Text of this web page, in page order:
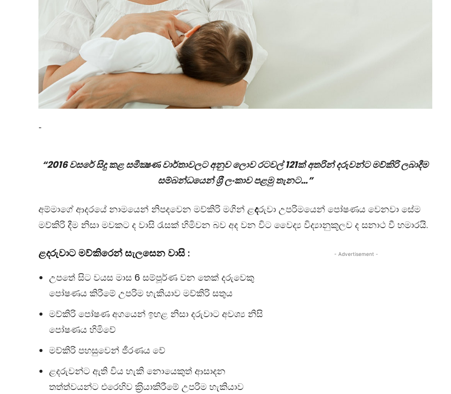
-
“2016 වසරේ සිදු කළ සමීක්‍ෂණ වාර්තාවලට අනුව ලොව රටවල් 121ක් අතරින් දරුවන්ට මව්කිරි ලබාදීම
සම්බන්ධයෙන් ශ‍්‍රී ලංකාව පළමු තැනට…”
අම්මාගේ ආදරයේ නාමයෙන් නිපදවෙන මව්කිරි මගින් ළදරුවා උපරිමයෙන් පෝෂණය වෙනවා සේම
මව්කිරි දීම නිසා මවකට ද වාසි රැසක් හිමිවන බව අද වන විට වෛද්‍ය විද්‍යානුකූලව ද සනාථ වී හමාරයි.
- Advertisement -
ළදරුවාට මව්කිරෙන් සැලසෙන වාසි :
උපතේ සිට වයස මාස 6 සම්පූර්ණ වන තෙක් දරුවෙකු
පෝෂණය කිරීමේ උපරිම හැකියාව මව්කිරි සතුය
මව්කිරි පෝෂණ අගයෙන් ඉහළ නිසා දරුවාට අවශ්‍ය නිසි
පෝෂණය හිමිවේ
මව්කිරි පහසුවෙන් ජීරණය වේ
ළදරුවන්ට ඇති විය හැකි නොයෙකුත් ආසාදන
තත්ත්වයන්ට එරෙහිව ක‍්‍රියාකිරීමේ උපරිම හැකියාව